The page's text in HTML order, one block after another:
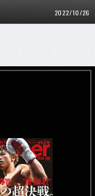
2022/10/26